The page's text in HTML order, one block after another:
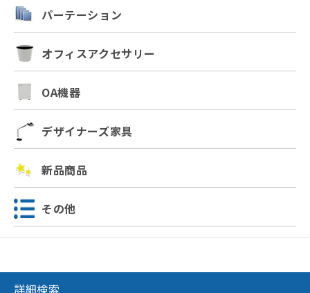
パーテーション
オフィスアクセサリー
OA機器
デザイナーズ家具
新品商品
その他
詳細検索